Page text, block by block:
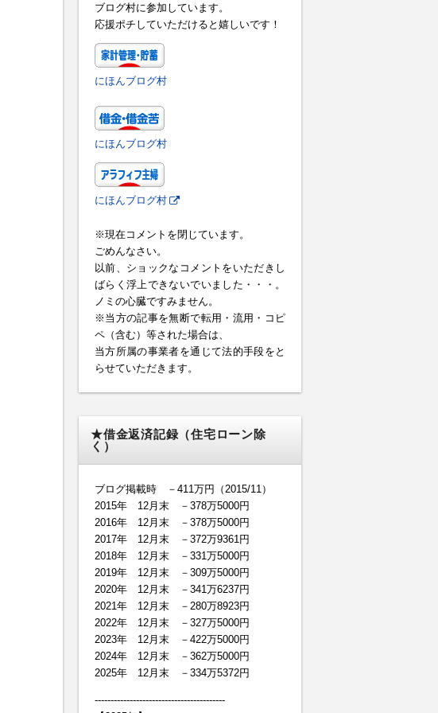
ブログ村に参加しています。
応援ポチしていただけると嬉しいです！
にほんブログ村
にほんブログ村
にほんブログ村
※現在コメントを閉じています。
ごめんなさい。
以前、ショックなコメントをいただきし
ばらく浮上できないでいました・・・。
ノミの心臓ですみません。
※当方の記事を無断で転用・流用・コピ
ペ（含む）等された場合は、
当方所属の事業者を通じて法的手段をと
らせていただきます。
★借金返済記録（住宅ローン除
く）
ブログ掲載時 －411万円（2015/11）
2015年 12月末 －378万5000円
2016年 12月末 －378万5000円
2017年 12月末 －372万9361円
2018年 12月末 －331万5000円
2019年 12月末 －309万5000円
2020年 12月末 －341万6237円
2021年 12月末 －280万8923円
2022年 12月末 －327万5000円
2023年 12月末 －422万5000円
2024年 12月末 －362万5000円
2025年 12月末 －334万5372円
-----------------------------------------